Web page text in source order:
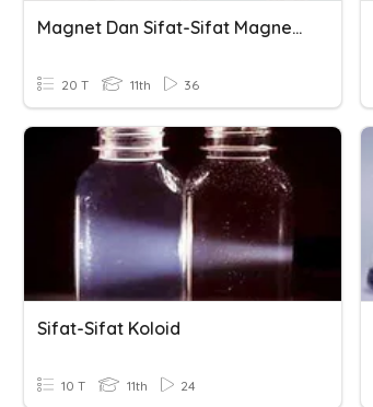
Magnet Dan Sifat-Sifat Magnet Kelas 6
20 T 11th 36
Sifat-Sifat Koloid
10 T 11th 24